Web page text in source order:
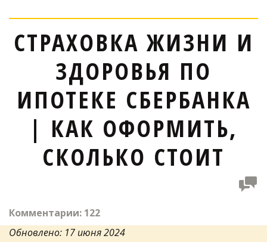
СТРАХОВКА ЖИЗНИ И
ЗДОРОВЬЯ ПО
ИПОТЕКЕ СБЕРБАНКА
| КАК ОФОРМИТЬ,
СКОЛЬКО СТОИТ
Комментарии: 122
Обновлено: 17 июня 2024